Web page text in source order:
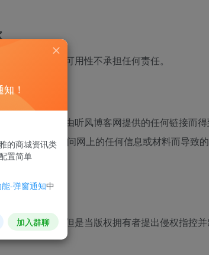
可操作性或可用性不承担任何责任。
责任。
服务、通过由听风博客网提供的任何链接而
服务下载或访问网上的任何信息或材料而导致
之意见。
监控能力。但是当版权拥有者提出侵权指控
！
的商城资讯类
置简单
-弹窗通知中
加入群聊